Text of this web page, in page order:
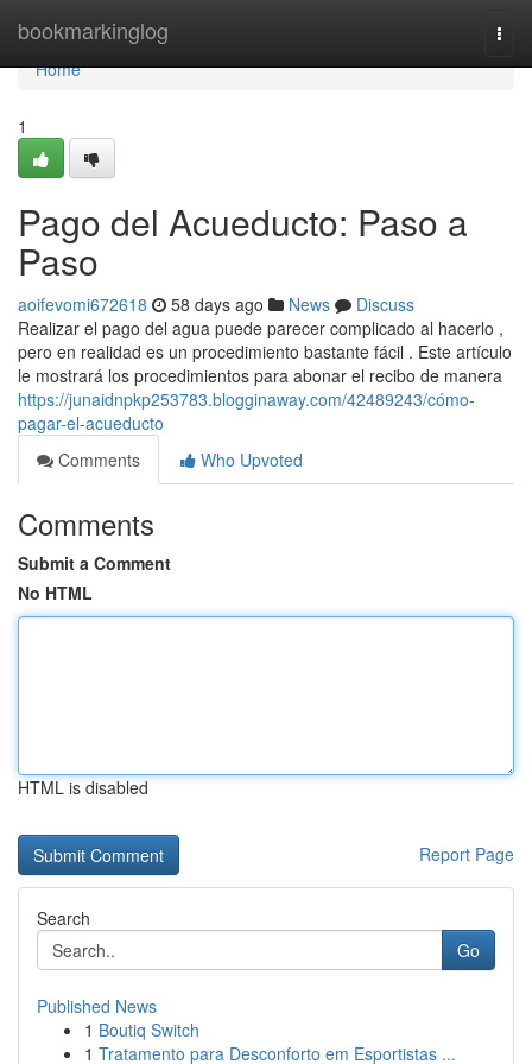
bookmarkinglog
Home
Home
1
Pago del Acueducto: Paso a
Paso
aoifevomi672618 58 days ago News
Discuss
Realizar el pago del agua puede parecer complicado al hacerlo ,
pero en realidad es un procedimiento bastante fácil . Este artículo
le mostrará los procedimientos para abonar el recibo de manera
https://junaidnpkp253783.blogginaway.com/42489243/cómo-
pagar-el-acueducto
Comments
Who Upvoted
Comments
Submit a Comment
No HTML
HTML is disabled
Report Page
Search
Go
Published News
1 Boutiq Switch
1 Tratamento para Desconforto em Esportistas ...